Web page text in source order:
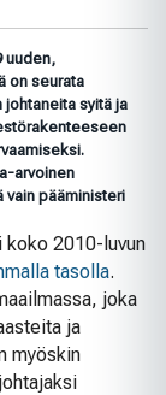
uuden,
on seurata
syitä ja
arvoinen
vain pääministeri
koko 2010-luvun
tasolla.
joka
ja
myöskin